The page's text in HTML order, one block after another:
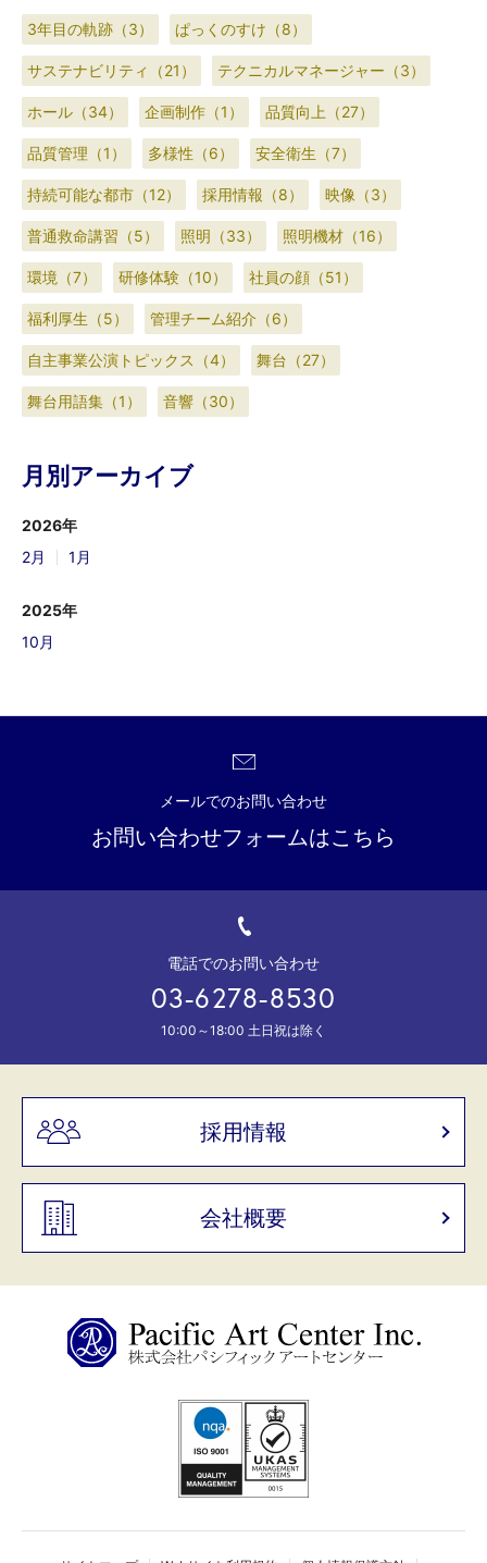
3年目の軌跡（3） ぱっくのすけ（8）
サステナビリティ（21） テクニカルマネージャー（3）
ホール（34） 企画制作（1） 品質向上（27）
品質管理（1） 多様性（6） 安全衛生（7）
持続可能な都市（12） 採用情報（8） 映像（3）
普通救命講習（5） 照明（33） 照明機材（16）
環境（7） 研修体験（10） 社員の顔（51）
福利厚生（5） 管理チーム紹介（6）
自主事業公演トピックス（4） 舞台（27）
舞台用語集（1） 音響（30）
月別アーカイブ
2026年
2月
1月
2025年
10月
メールでのお問い合わせ
お問い合わせフォームはこちら
電話でのお問い合わせ
03-6278-8530
10:00～18:00 土日祝は除く
採用情報
会社概要